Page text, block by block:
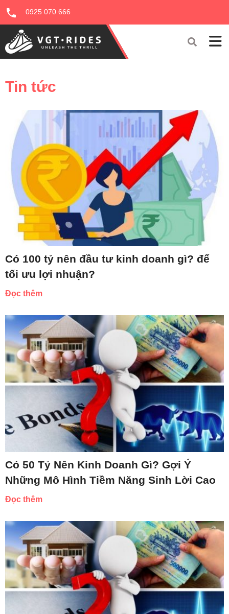
0925 070 666
Tin tức
Có 100 tỷ nên đầu tư kinh doanh gì? để
tối ưu lợi nhuận?
Đọc thêm
Có 50 Tỷ Nên Kinh Doanh Gì? Gợi Ý
Những Mô Hình Tiềm Năng Sinh Lời Cao
Đọc thêm